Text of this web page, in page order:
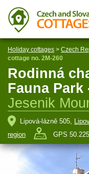
Holiday cottages > Czech
cottage no. 2M-260
Rodinná
Fauna Park
Jesenik
Lipová-lázně 505,
region
GPS